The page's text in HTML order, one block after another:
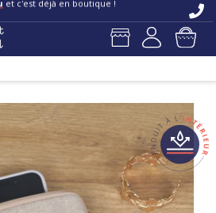
et c'est déjà en boutique !